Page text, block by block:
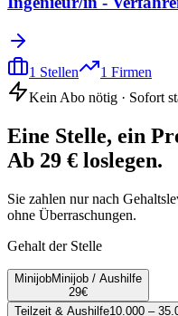
1 Stellen 1 Firmen
Kein Abo nötig · Sofort
Eine Stelle, ein
Ab 29 € loslegen.
Sie zahlen nur nach
ohne Überraschungen.
Gehalt der Stelle
MinijobMinijob / Aushilfe
29€
Teilzeit & Aushilfe10.000 –